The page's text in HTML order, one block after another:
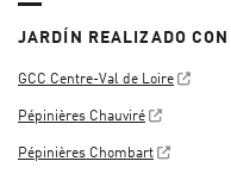
JARDÍN REALIZADO
GCC Centre-Val de Loire
Pépinières Chauviré
Pépinières Chombart